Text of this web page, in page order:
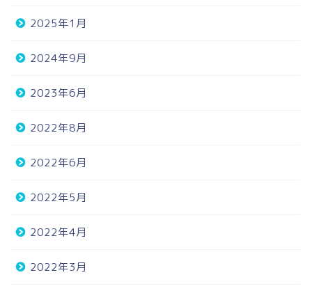
2025年1月
2024年9月
2023年6月
2022年8月
2022年6月
2022年5月
2022年4月
2022年3月